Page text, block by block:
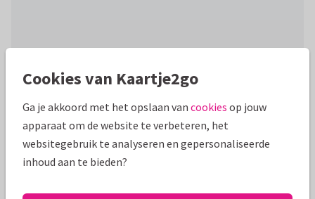
Productinformatie
Stijlvolle persoonlijke liggende nieuwjaarskaart met ruimte
voor een grote eigen foto . Met (optioneel) goudfolie tekst
en lijn met ster.
Cookies van Kaartje2go
Ga je akkoord met het opslaan van cookies op jouw
apparaat om de website te verbeteren, het
websitegebruik te analyseren en gepersonaliseerde
inhoud aan te bieden?